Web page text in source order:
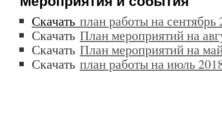
Скачать план работы на сентябрь
Скачать План мероприятий на
Скачать План мероприятий на
Скачать план работы на июль